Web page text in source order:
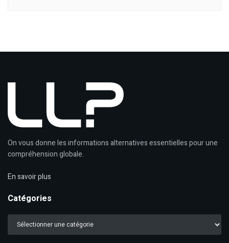
On vous donne les informations alternatives essentielles pour une
compréhension globale.
En savoir plus
Catégories
Catégories